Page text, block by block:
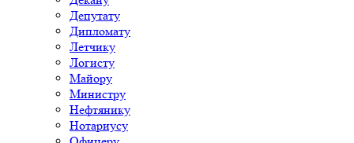
Депутату
Дипломату
Летчику
Логисту
Майору
Министру
Нефтянику
Нотариусу